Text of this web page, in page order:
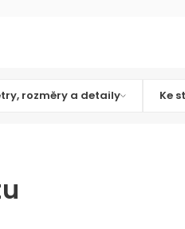
rozměry a detaily Ke